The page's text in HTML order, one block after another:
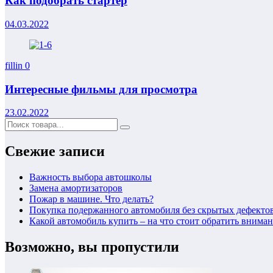
04.03.2022
fillin 0
Интересные фильмы для просмотра
23.02.2022
Свежие записи
Важность выбора автошколы
Замена амортизаторов
Пожар в машине. Что делать?
Покупка подержанного автомобиля без скрытых
Какой автомобиль купить – на что стоит обратить
Возможно, вы пропустили